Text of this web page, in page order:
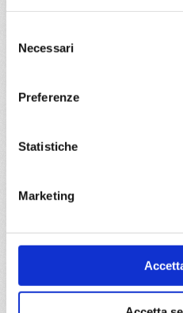
delNecessari
Preferenze
Statistiche
Marketing